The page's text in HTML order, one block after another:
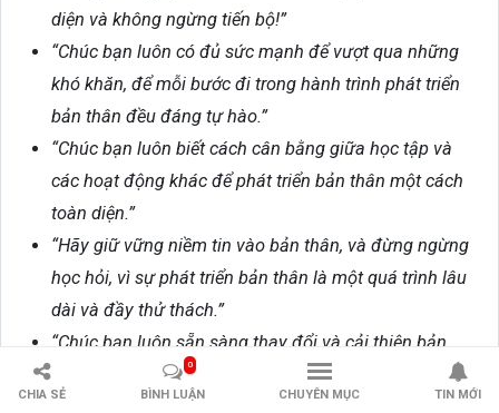
diện và không ngừng tiến bộ!”
“Chúc bạn luôn có đủ sức mạnh để vượt qua những
khó khăn, để mỗi bước đi trong hành trình phát triển
bản thân đều đáng tự hào.”
“Chúc bạn luôn biết cách cân bằng giữa học tập và
các hoạt động khác để phát triển bản thân một cách
toàn diện.”
“Hãy giữ vững niềm tin vào bản thân, và đừng ngừng
học hỏi, vì sự phát triển bản thân là một quá trình lâu
dài và đầy thử thách.”
“Chúc bạn luôn sẵn sàng thay đổi và cải thiện bản
thân, không ngừng tìm kiếm những cơ hội mới để học
CHIA SẺ
0
BÌNH LUẬN CHUYÊN MỤC TIN MỚI